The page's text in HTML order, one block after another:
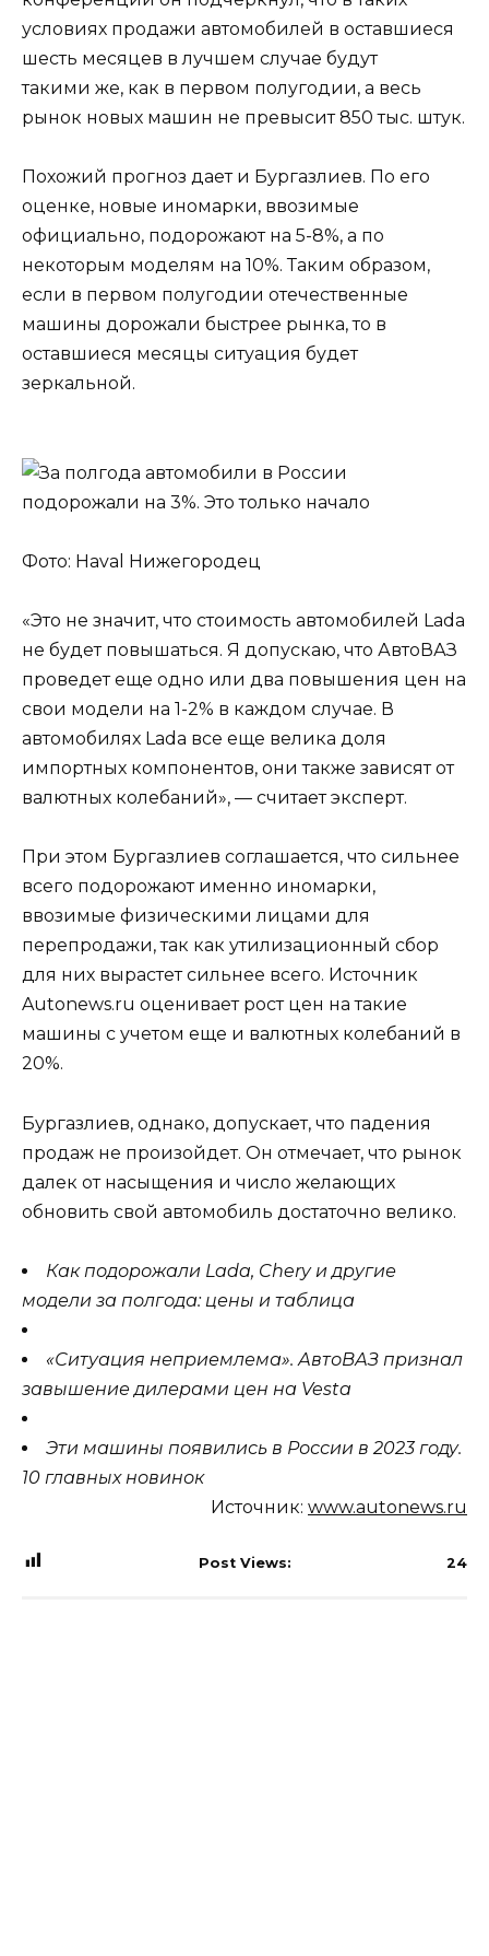
условиях продажи автомобилей в оставшиеся
шесть месяцев в лучшем случае будут
такими же, как в первом полугодии, а весь
рынок новых машин не превысит 850 тыс. штук.
Похожий прогноз дает и Бургазлиев. По его
оценке, новые иномарки, ввозимые
официально, подорожают на 5-8%, а по
некоторым моделям на 10%. Таким образом,
если в первом полугодии отечественные
машины дорожали быстрее рынка, то в
оставшиеся месяцы ситуация будет
зеркальной.
Фото: Haval Нижегородец
«Это не значит, что стоимость автомобилей Lada
не будет повышаться. Я допускаю, что АвтоВАЗ
проведет еще одно или два повышения цен на
свои модели на 1-2% в каждом случае. В
автомобилях Lada все еще велика доля
импортных компонентов, они также зависят от
валютных колебаний», — считает эксперт.
При этом Бургазлиев соглашается, что сильнее
всего подорожают именно иномарки,
ввозимые физическими лицами для
перепродажи, так как утилизационный сбор
для них вырастет сильнее всего. Источник
Autonews.ru оценивает рост цен на такие
машины с учетом еще и валютных колебаний в
20%.
Бургазлиев, однако, допускает, что падения
продаж не произойдет. Он отмечает, что рынок
далек от насыщения и число желающих
обновить свой автомобиль достаточно велико.
Как подорожали Lada, Chery и другие
модели за полгода: цены и таблица
«Ситуация неприемлема». АвтоВАЗ признал
завышение дилерами цен на Vesta
Эти машины появились в России в 2023 году.
10 главных новинок
Источник: www.autonews.ru
Post Views: 24